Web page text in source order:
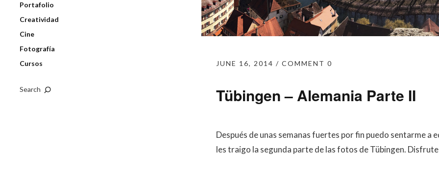
Portafolio
Creatividad
Cine
Fotografía
Cursos
Search
JUNE 16, 2014 COMMENT 0
Tübingen – Alemania Parte II
Después de unas semanas fuertes por fin puedo sentarme a
les traigo la segunda parte de las fotos de Tübingen.